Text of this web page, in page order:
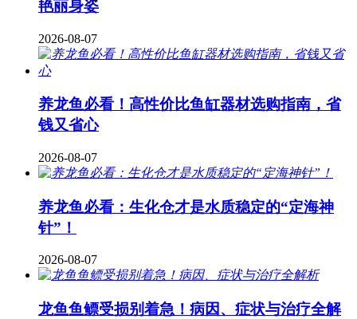
艳丽身姿
2026-08-07
养龙鱼必看！高性价比鱼缸器材选购指南，省
钱又省心
2026-08-07
养龙鱼必看：生化仓才是水质稳定的“定海神
针”！
2026-08-07
龙鱼鱼鳔受损别着急！病因、症状与治疗全解